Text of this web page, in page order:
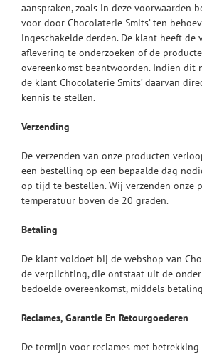
aanspraken, zoals in deze voorwaarden
voor door Chocolaterie Smits’ ten
ingeschakelde derden. De klant heeft
aflevering te onderzoeken of de
overeenkomst beantwoorden. Indien dit
de klant Chocolaterie Smits’ daarvan
kennis te stellen.
Verzending
De verzenden van onze producten
een bestelling op een bepaalde dag
op tijd te bestellen. Wij verzenden onze
temperatuur boven de 20 graden.
Betaling
De klant voldoet bij de webshop van
de verplichting, die ontstaat uit de
bedoelde overeenkomst, middels
Reclames, Garantie En Retourgoederen
De termijn voor reclames met